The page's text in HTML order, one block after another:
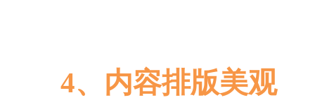
4、内容排版美观